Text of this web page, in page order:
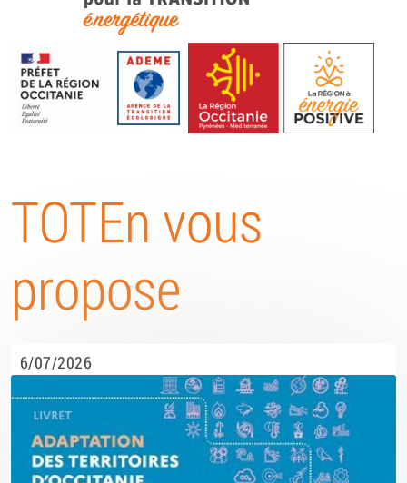
TOTEn Occitanie | Territoires
d’Occitanie pour la Transition
Energétique
TOTEn vous
propose
6/07/2026